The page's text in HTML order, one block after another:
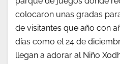
colocaron unas gradas
de visitantes que año con
días como el 24 de
llegan a adorar al Niño